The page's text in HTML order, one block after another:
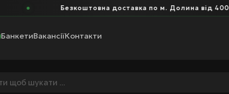
Безкоштовна доставка по м. Долина від 400 грн
БанкетиВакансіїКонтакти